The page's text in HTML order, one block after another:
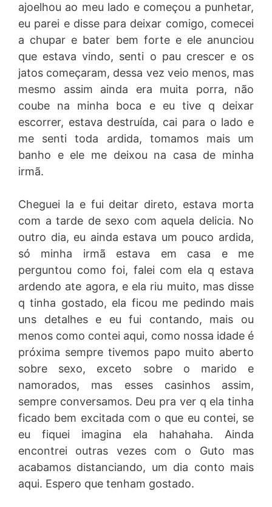
ajoelhou ao meu lado e começou a punhetar,
eu parei e disse para deixar comigo, comecei
a chupar e bater bem forte e ele anunciou
que estava vindo, senti o pau crescer e os
jatos começaram, dessa vez veio menos, mas
mesmo assim ainda era muita porra, não
coube na minha boca e eu tive q deixar
escorrer, estava destruída, cai para o lado e
me senti toda ardida, tomamos mais um
banho e ele me deixou na casa de minha
irmã.
Cheguei la e fui deitar direto, estava morta
com a tarde de sexo com aquela delicia. No
outro dia, eu ainda estava um pouco ardida,
só minha irmã estava em casa e me
perguntou como foi, falei com ela q estava
ardendo ate agora, e ela riu muito, mas disse
q tinha gostado, ela ficou me pedindo mais
uns detalhes e eu fui contando, mais ou
menos como contei aqui, como nossa idade é
próxima sempre tivemos papo muito aberto
sobre sexo, exceto sobre o marido e
namorados, mas esses casinhos assim,
sempre conversamos. Deu pra ver q ela tinha
ficado bem excitada com o que eu contei, se
eu fiquei imagina ela hahahaha. Ainda
encontrei outras vezes com o Guto mas
acabamos distanciando, um dia conto mais
aqui. Espero que tenham gostado.